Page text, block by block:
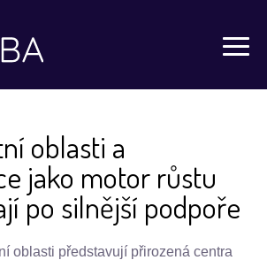
Aktuality
oblasti a
jako motor růstu
po silnější podpoře
oblasti představují přirozená centra